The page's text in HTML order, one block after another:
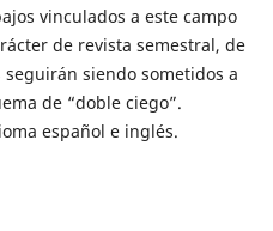
vinculados a este campo
de revista semestral, de
siendo sometidos a
de “doble ciego”.
español e inglés.